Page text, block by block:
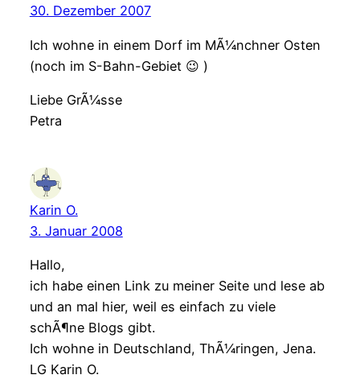
30. Dezember 2007
Ich wohne in einem Dorf im MÃ¼nchner Osten
(noch im S-Bahn-Gebiet 😉 )
Liebe GrÃ¼sse
Petra
Karin O.
3. Januar 2008
Hallo,
ich habe einen Link zu meiner Seite und lese ab
und an mal hier, weil es einfach zu viele
schÃ¶ne Blogs gibt.
Ich wohne in Deutschland, ThÃ¼ringen, Jena.
LG Karin O.